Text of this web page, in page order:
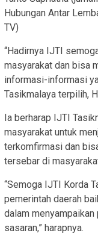
Hubungan Antar
TV)
“Hadirnya IJTI
masyarakat dan bisa
informasi-informasi
Tasikmalaya terpilih,
Ia berharap IJTI
masyarakat untuk
terkomfirmasi dan
tersebar di
“Semoga IJTI Korda
pemerintah daerah
dalam
sasaran,” harapnya.